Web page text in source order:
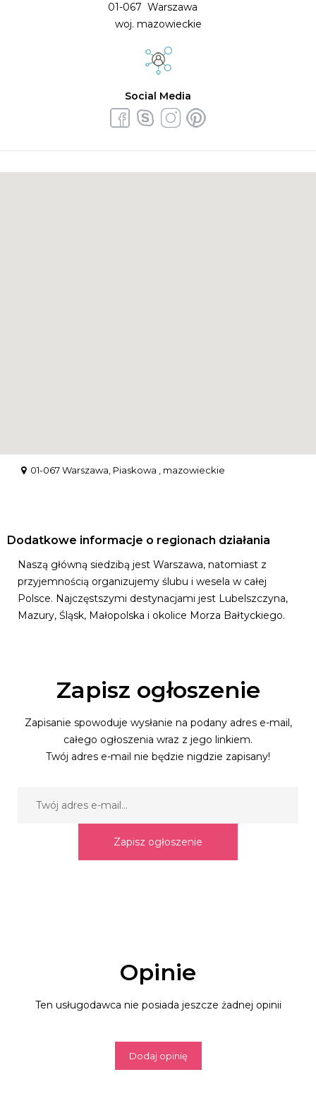
01-067 Warszawa
woj. mazowieckie
Social Media
01-067 Warszawa, Piaskowa , mazowieckie
Dodatkowe informacje o regionach działania
Naszą główną siedzibą jest Warszawa, natomiast z
przyjemnością organizujemy ślubu i wesela w całej
Polsce. Najczęstszymi destynacjami jest Lubelszczyna,
Mazury, Śląsk, Małopolska i okolice Morza Bałtyckiego.
Zapisz ogłoszenie
Zapisanie spowoduje wysłanie na podany adres e-mail,
całego ogłoszenia wraz z jego linkiem.
Twój adres e-mail nie będzie nigdzie zapisany!
Zapisz ogłoszenie
Opinie
Ten usługodawca nie posiada jeszcze żadnej opinii
Dodaj opinię